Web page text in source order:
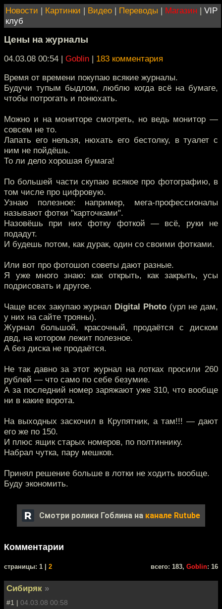
Новости | Картинки | Видео | Переводы | Магазин | VIP
клуб
Цены на журналы
04.03.08 00:54 | Goblin | 183 комментария
Время от времени покупаю всякие журналы.
Будучи тупым быдлом, люблю когда всё на бумаге,
чтобы потрогать и понюхать.
Можно и на мониторе смотреть, но ведь монитор —
совсем не то.
Лапать его нельзя, нюхать его бестолку, в туалет с
ним не пойдёшь.
То ли дело хорошая бумага!
По большей части скупаю всякое про фотографию, в
том числе про цифровую.
Узнаю полезное: например, мега-профессионалы
называют фотки "карточками".
Назовёшь при них фотку фоткой — всё, руки не
подадут.
И будешь потом, как дурак, один со своими фотками.
Или вот про фотошоп советы дают разные.
Я уже много знаю: как открыть, как закрыть, усы
подрисовать и другое.
Чаще всех закупаю журнал Digital Photo(урл не дам,
у них на сайте трояны).
Журнал большой, красочный, продаётся с диском
двд, на котором лежит полезное.
А без диска не продаётся.
Не так давно за этот журнал на лотках просили 260
рублей — что само по себе безумие.
А за последний номер заряжают уже 310, что вообще
ни в какие ворота.
На выходных заскочил в Крупятник, а там!!! — дают
его же по 150.
И плюс ящик старых номеров, по полтиннику.
Набрал чутка, пару мешков.
Принял решение больше в лотки не ходить вообще.
Буду экономить.
Смотри ролики Гоблина на канале Rutube
Комментарии
cтраницы: 1 | 2 всего: 183, Goblin: 16
Сибиряк »
#1 | 04.03.08 00:58